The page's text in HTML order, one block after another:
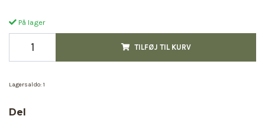
På lager
TILFØJ TIL KURV
Lagersaldo: 1
Del